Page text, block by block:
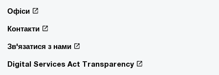
Офіси
Контакти
Зв'язатися з нами
Digital Services Act Transparency